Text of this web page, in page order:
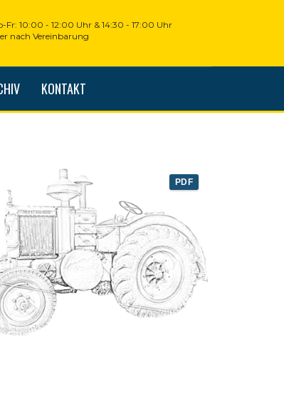
Fr: 10:00 - 12:00 Uhr & 14:30 - 17:00 Uhr
nach Vereinbarung
KONTAKT
PDF